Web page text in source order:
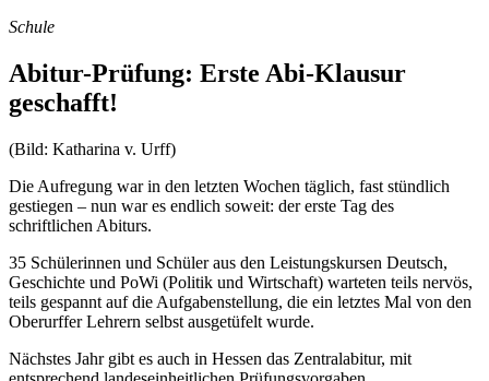
Schule
Abitur-Prüfung: Erste Abi-Klausur
geschafft!
(Bild: Katharina v. Urff)
Die Aufregung war in den letzten Wochen täglich, fast stündlich
gestiegen – nun war es endlich soweit: der erste Tag des
schriftlichen Abiturs.
35 Schülerinnen und Schüler aus den Leistungskursen Deutsch,
Geschichte und PoWi (Politik und Wirtschaft) warteten teils nervös,
teils gespannt auf die Aufgabenstellung, die ein letztes Mal von den
Oberurffer Lehrern selbst ausgetüfelt wurde.
Nächstes Jahr gibt es auch in Hessen das Zentralabitur, mit